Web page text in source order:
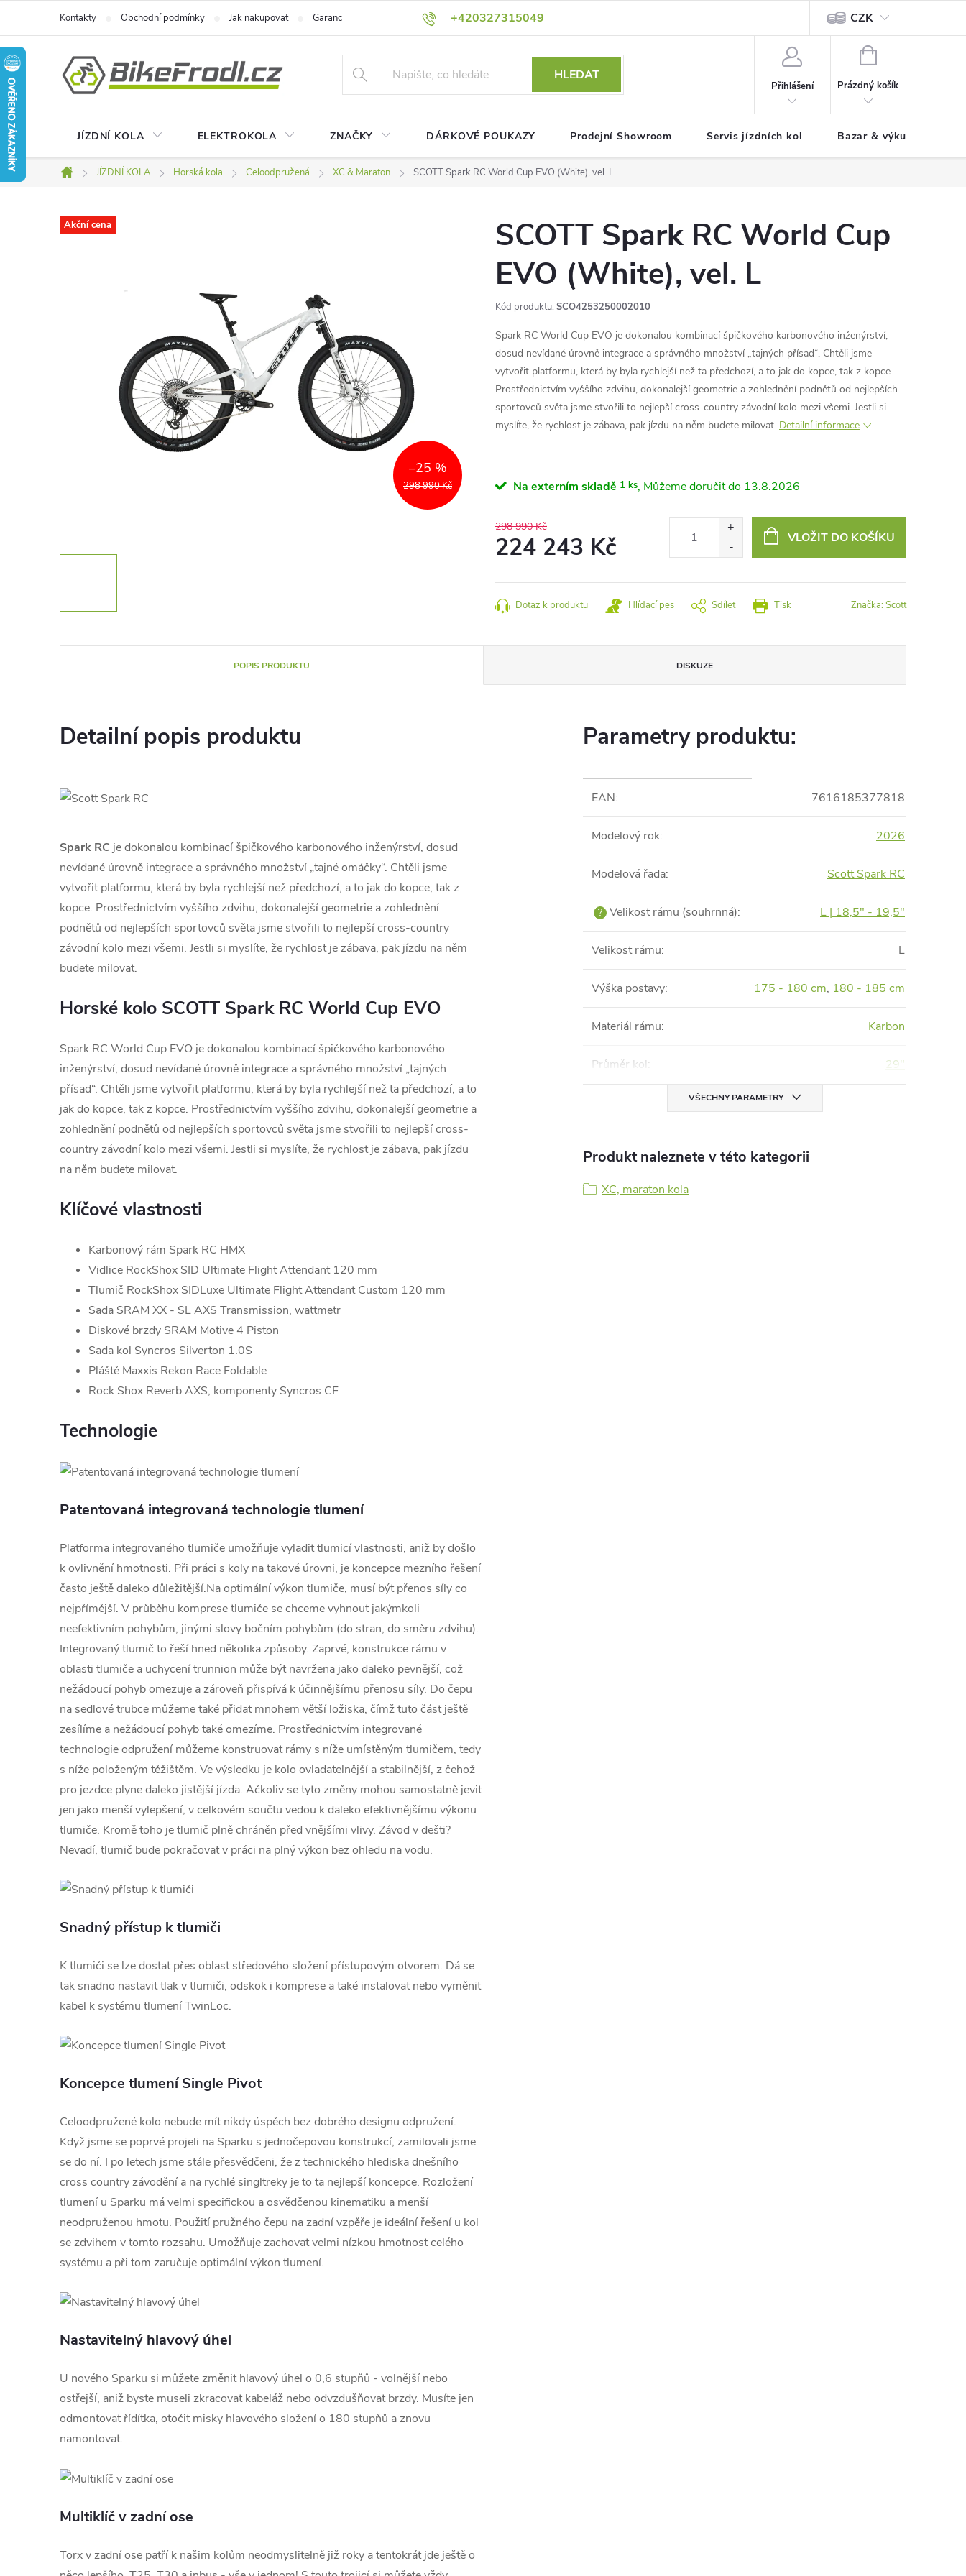
obsah
+420327315049
Kontakty Obchodní podmínky Jak nakupovat Garance nejnižší ceny! Podmínky ochrany osobních údajů CZK
HLEDAT
Přihlášení
NÁKUPNÍ
Prázdný košík
JÍZDNÍ KOLA ELEKTROKOLA ZNAČKY DÁRKOVÉ POUKAZY Prodejní Showroom Servis jízdních kol Bazar & výkup jízdních
Domů
JÍZDNÍ KOLA Horská kola Celoodpružená XC & Maraton SCOTT Spark RC World Cup EVO (White), vel. L
Akční cena
298 990 Kč
–25 %
SCOTT Spark RC World Cup
EVO (White), vel. L
Kód produktu: SCO4253250002010
Spark RC World Cup EVO je dokonalou kombinací špičkového karbonového inženýrství,
dosud nevídané úrovně integrace a správného množství „tajných přísad“. Chtěli jsme
vytvořit platformu, která by byla rychlejší než ta předchozí, a to jak do kopce, tak z kopce.
Prostřednictvím vyššího zdvihu, dokonalejší geometrie a zohlednění podnětů od nejlepších
sportovců světa jsme stvořili to nejlepší cross-country závodní kolo mezi všemi. Jestli si
myslíte, že rychlost je zábava, pak jízdu na něm budete milovat. Detailní informace
Na externím skladě 1 ks 13.8.2026
298 990 Kč
224 243 Kč
cena:
VLOŽIT DO KOŠÍKU
Tisk
Dotaz k produktu Hlídací pes Sdílet Značka:Scott
POPIS PRODUKTU DISKUZE
Detailní popis produktu
Spark RC je dokonalou kombinací špičkového karbonového inženýrství, dosud
nevídané úrovně integrace a správného množství „tajné omáčky“. Chtěli jsme
vytvořit platformu, která by byla rychlejší než předchozí, a to jak do kopce, tak z
kopce. Prostřednictvím vyššího zdvihu, dokonalejší geometrie a zohlednění
podnětů od nejlepších sportovců světa jsme stvořili to nejlepší cross-country
závodní kolo mezi všemi. Jestli si myslíte, že rychlost je zábava, pak jízdu na něm
budete milovat.
Horské kolo SCOTT Spark RC World Cup EVO
Spark RC World Cup EVO je dokonalou kombinací špičkového karbonového
inženýrství, dosud nevídané úrovně integrace a správného množství „tajných
přísad“. Chtěli jsme vytvořit platformu, která by byla rychlejší než ta předchozí, a to
jak do kopce, tak z kopce. Prostřednictvím vyššího zdvihu, dokonalejší geometrie a
zohlednění podnětů od nejlepších sportovců světa jsme stvořili to nejlepší cross-
country závodní kolo mezi všemi. Jestli si myslíte, že rychlost je zábava, pak jízdu
na něm budete milovat.
Klíčové vlastnosti
Karbonový rám Spark RC HMX
Vidlice RockShox SID Ultimate Flight Attendant 120 mm
Tlumič RockShox SIDLuxe Ultimate Flight Attendant Custom 120 mm
Sada SRAM XX - SL AXS Transmission, wattmetr
Diskové brzdy SRAM Motive 4 Piston
Sada kol Syncros Silverton 1.0S
Pláště Maxxis Rekon Race Foldable
Rock Shox Reverb AXS, komponenty Syncros CF
Technologie
Patentovaná integrovaná technologie tlumení
Platforma integrovaného tlumiče umožňuje vyladit tlumicí vlastnosti, aniž by došlo
k ovlivnění hmotnosti. Při práci s koly na takové úrovni, je koncepce mezního řešení
často ještě daleko důležitější.Na optimální výkon tlumiče, musí být přenos síly co
nejpřímější. V průběhu komprese tlumiče se chceme vyhnout jakýmkoli
neefektivním pohybům, jinými slovy bočním pohybům (do stran, do směru zdvihu).
Integrovaný tlumič to řeší hned několika způsoby. Zaprvé, konstrukce rámu v
oblasti tlumiče a uchycení trunnion může být navržena jako daleko pevnější, což
nežádoucí pohyb omezuje a zároveň přispívá k účinnějšímu přenosu síly. Do čepu
na sedlové trubce můžeme také přidat mnohem větší ložiska, čímž tuto část ještě
zesílíme a nežádoucí pohyb také omezíme. Prostřednictvím integrované
technologie odpružení můžeme konstruovat rámy s níže umístěným tlumičem, tedy
s níže položeným těžištěm. Ve výsledku je kolo ovladatelnější a stabilnější, z čehož
pro jezdce plyne daleko jistější jízda. Ačkoliv se tyto změny mohou samostatně jevit
jen jako menší vylepšení, v celkovém součtu vedou k daleko efektivnějšímu výkonu
tlumiče. Kromě toho je tlumič plně chráněn před vnějšími vlivy. Závod v dešti?
Nevadí, tlumič bude pokračovat v práci na plný výkon bez ohledu na vodu.
Snadný přístup k tlumiči
K tlumiči se lze dostat přes oblast středového složení přístupovým otvorem. Dá se
tak snadno nastavit tlak v tlumiči, odskok i komprese a také instalovat nebo vyměnit
kabel k systému tlumení TwinLoc.
Koncepce tlumení Single Pivot
Celoodpružené kolo nebude mít nikdy úspěch bez dobrého designu odpružení.
Když jsme se poprvé projeli na Sparku s jednočepovou konstrukcí, zamilovali jsme
se do ní. I po letech jsme stále přesvědčeni, že z technického hlediska dnešního
cross country závodění a na rychlé singltreky je to ta nejlepší koncepce. Rozložení
tlumení u Sparku má velmi specifickou a osvědčenou kinematiku a menší
neodpruženou hmotu. Použití pružného čepu na zadní vzpěře je ideální řešení u kol
se zdvihem v tomto rozsahu. Umožňuje zachovat velmi nízkou hmotnost celého
systému a při tom zaručuje optimální výkon tlumení.
Nastavitelný hlavový úhel
U nového Sparku si můžete změnit hlavový úhel o 0,6 stupňů - volnější nebo
ostřejší, aniž byste museli zkracovat kabeláž nebo odvzdušňovat brzdy. Musíte jen
odmontovat řídítka, otočit misky hlavového složení o 180 stupňů a znovu
namontovat.
Multiklíč v zadní ose
Torx v zadní ose patří k našim kolům neodmyslitelně již roky a tentokrát jde ještě o
Parametry produktu:
EAN: 7616185377818
Modelový rok: 2026
Modelová řada: Scott Spark RC
? Velikost rámu (souhrnná): L | 18,5" - 19,5"
Velikost rámu: L
Výška postavy: 175 - 180 cm, 180 - 185 cm
Materiál rámu: Karbon
Průměr kol: 29"
VŠECHNY PARAMETRY
Produkt naleznete v této kategorii
XC, maraton kola